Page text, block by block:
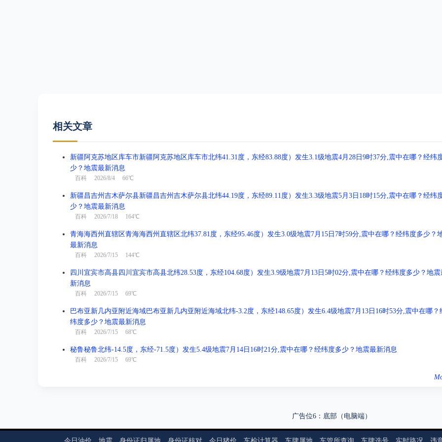
相关文章
新疆阿克苏地区库车市新疆阿克苏地区库车市北纬41.31度，东经83.88度）发生3.1级地震4月28日9时37分,震中在哪？经纬
少？地震最新消息
百科 2026/8/4 66℃
新疆昌吉州吉木萨尔县新疆昌吉州吉木萨尔县北纬44.19度，东经89.11度）发生3.3级地震5月3日18时15分,震中在哪？经纬
少？地震最新消息
百科 2026/7/18 164℃
青海海西州直辖区青海海西州直辖区北纬37.81度，东经95.46度）发生3.0级地震7月15日7时59分,震中在哪？经纬度多少？
最新消息
百科 2026/7/15 144℃
四川宜宾市高县四川宜宾市高县北纬28.53度，东经104.68度）发生3.9级地震7月13日5时02分,震中在哪？经纬度多少？地震
新消息
百科 2026/7/15 69℃
巴布亚新几内亚附近海域巴布亚新几内亚附近海域北纬-3.2度，东经148.65度）发生6.4级地震7月13日16时53分,震中在哪？
纬度多少？地震最新消息
百科 2026/7/15 68℃
秘鲁秘鲁北纬-14.5度，东经-71.5度）发生5.4级地震7月14日16时21分,震中在哪？经纬度多少？地震最新消息
百科 2026/7/15 69℃
广告位6：底部（电脑端）